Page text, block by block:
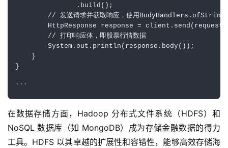
               .build();
// 发送请求并获取响应，使用
HttpResponse response =
        // 打印响应体，即股票行情数据
        System.out.println(response.body());
    }
}
在数据存储方面，Hadoop 分布式文件系统（HDFS）和
NoSQL 数据库（如 MongoDB）成为存储金融数据的得力
工具。HDFS 以其卓越的扩展性和容错性，能够高效存储海